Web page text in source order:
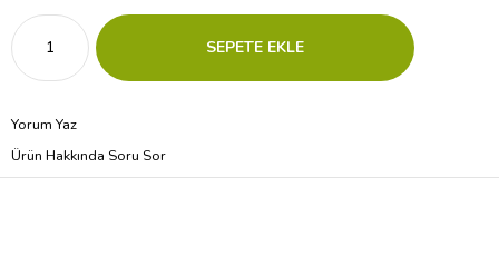
Yorum Yaz
Ürün Hakkında Soru Sor